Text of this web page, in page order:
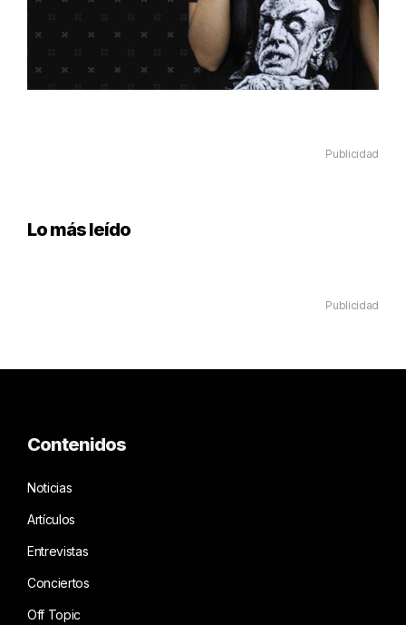
Publicidad
Lo más leído
Publicidad
Contenidos
Noticias
Artículos
Entrevistas
Conciertos
Off Topic